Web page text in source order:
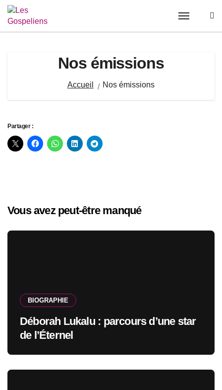
Passer
au
contenu
Nos émissions
Accueil Nos émissions
Partager :
Vous avez peut-être manqué
BIOGRAPHIE
Déborah Lukalu : parcours d’une star
de l’Éternel